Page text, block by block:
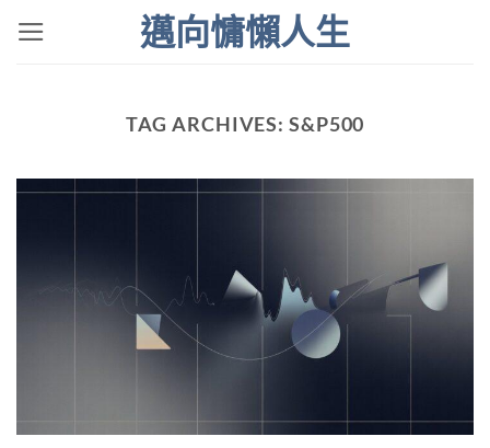
邁向慵懶人生
TAG ARCHIVES:S&P500